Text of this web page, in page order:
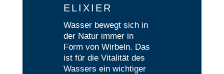
ELIXIER
Wasser bewegt sich in
der Natur immer in
Form von Wirbeln. Das
ist für die Vitalität des
Wassers ein wichtiger